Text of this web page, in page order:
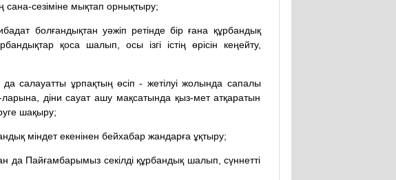
сезіміне мықтап орнықтыру;
болғандықтан уәжіп ретінде бір ғана құрбандық
қоса шалып, осы ізгі істің өрісін кеңейту,
да салауатты ұрпақтың өсіп - жетілуі жолында сапалы
ларына, діни сауат ашу мақсатында қыз-мет атқаратын
шақыру;
міндет екенінен бейхабар жандарға ұқтыру;
да Пайғамбарымыз секілді құрбандық шалып, сүннетті